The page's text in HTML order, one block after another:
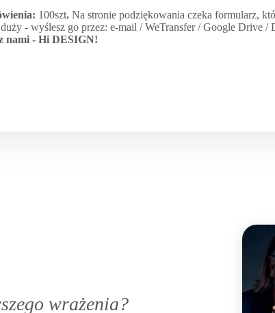
100szt. Na stronie podziękowania czeka formularz,
- wyślesz go przez: e-mail / WeTransfer / Google Drive /
nami - Hi DESIGN!
wrażenia?